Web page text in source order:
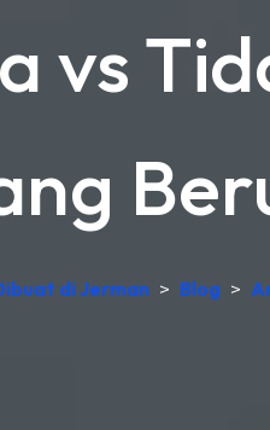
vs
di Jerman > Blog >